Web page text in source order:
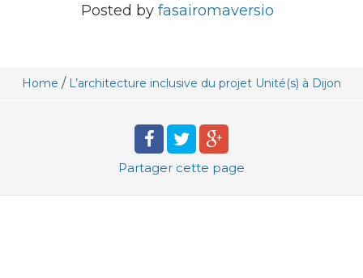
Posted by fasairomaversio
Home / L’architecture inclusive du projet Unité(s) à Dijon
Partager cette page